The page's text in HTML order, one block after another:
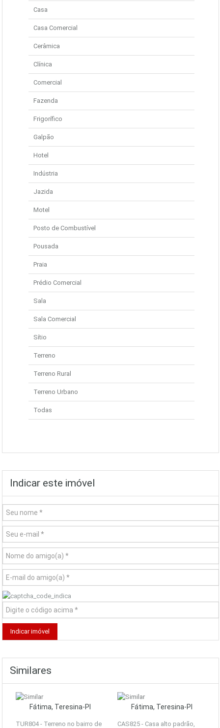
Casa
Casa Comercial
Cerâmica
Clínica
Comercial
Fazenda
Frigorífico
Galpão
Hotel
Indústria
Jazida
Motel
Posto de Combustível
Pousada
Praia
Prédio Comercial
Sala
Sala Comercial
Sítio
Terreno
Terreno Rural
Terreno Urbano
Todas
Indicar este imóvel
Similares
Fátima, Teresina-PI
TUR804 - Terreno no bairro de
Fátima, Teresina-PI
CAS825 - Casa alto padrão,